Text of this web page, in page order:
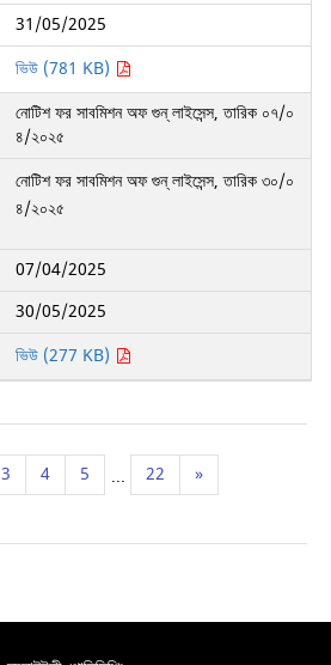
31/05/2025
ভিউ (781 KB)
নোটিশ ফর সাবমিশন অফ গুন্ লাইসেন্স, তারিক ০৭/০
৪/২০২৫
নোটিশ ফর সাবমিশন অফ গুন্ লাইসেন্স, তারিক ৩০/০
৪/২০২৫
07/04/2025
30/05/2025
ভিউ (277 KB)
3 4 5 ... 22 »